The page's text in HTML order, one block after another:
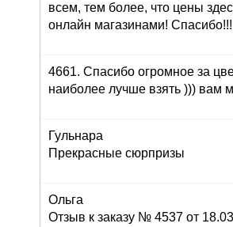
всем, тем более, что цены
онлайн магазинами! Спасибо!!!
4661. Спасибо огромное за
наиболее лучше взять ))) вам
Гульнара
Прекрасные сюрпризы
Ольга
Отзыв к заказу № 4537 от